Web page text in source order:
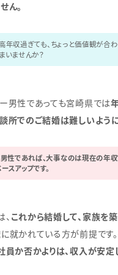
ん。
年収過ぎても、ちょっと価値観が合
まいませんか？
男性であっても宮崎県では
所でのご結婚は難しいよう
性であれば、大事なのは現在の年
スアップです。
これから結婚して、家族を
就かれている方が前提です
員か否かよりは、収入が安